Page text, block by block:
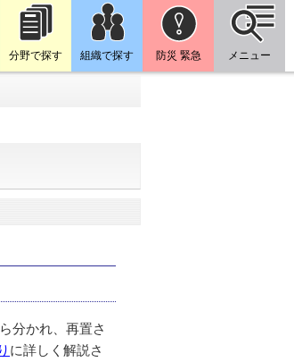
分野で探す 組織で探す 防災 緊急 メニュー
分かれ、再置さ
に詳しく解説さ